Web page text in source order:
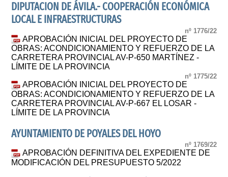
DIPUTACION DE ÁVILA.- COOPERACIÓN ECONÓMICA
LOCAL E INFRAESTRUCTURAS
nº 1776/22
APROBACIÓN INICIAL DEL PROYECTO DE
OBRAS: ACONDICIONAMIENTO Y REFUERZO DE LA
CARRETERA PROVINCIAL AV-P-650 MARTÍNEZ -
LÍMITE DE LA PROVINCIA
nº 1775/22
APROBACIÓN INICIAL DEL PROYECTO DE
OBRAS: ACONDICIONAMIENTO Y REFUERZO DE LA
CARRETERA PROVINCIAL AV-P-667 EL LOSAR -
LÍMITE DE LA PROVINCIA
AYUNTAMIENTO DE POYALES DEL HOYO
nº 1769/22
APROBACIÓN DEFINITIVA DEL EXPEDIENTE DE
MODIFICACIÓN DEL PRESUPUESTO 5/2022